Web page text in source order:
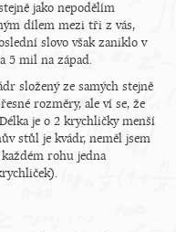
jako nepodělím
dílem mezi tři z vás,
slovo však zaniklo v
5 mil na západ.
složený ze samých stejně
rozměry, ale ví se, že
je o 2 krychličky menší
stůl je kvádr, neměl jsem
rohu jedna